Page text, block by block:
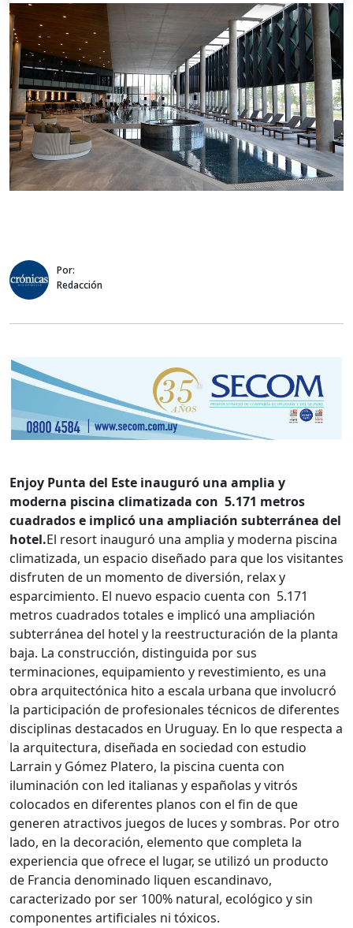
Por:
Redacción
Enjoy Punta del Este inauguró una amplia y
moderna piscina climatizada con 5.171 metros
cuadrados e implicó una ampliación subterránea del
hotel.El resort inauguró una amplia y moderna piscina
climatizada, un espacio diseñado para que los visitantes
disfruten de un momento de diversión, relax y
esparcimiento. El nuevo espacio cuenta con 5.171
metros cuadrados totales e implicó una ampliación
subterránea del hotel y la reestructuración de la planta
baja. La construcción, distinguida por sus
terminaciones, equipamiento y revestimiento, es una
obra arquitectónica hito a escala urbana que involucró
la participación de profesionales técnicos de diferentes
disciplinas destacados en Uruguay. En lo que respecta a
la arquitectura, diseñada en sociedad con estudio
Larrain y Gómez Platero, la piscina cuenta con
iluminación con led italianas y españolas y vitrós
colocados en diferentes planos con el fin de que
generen atractivos juegos de luces y sombras. Por otro
lado, en la decoración, elemento que completa la
experiencia que ofrece el lugar, se utilizó un producto
de Francia denominado liquen escandinavo,
caracterizado por ser 100% natural, ecológico y sin
componentes artificiales ni tóxicos.